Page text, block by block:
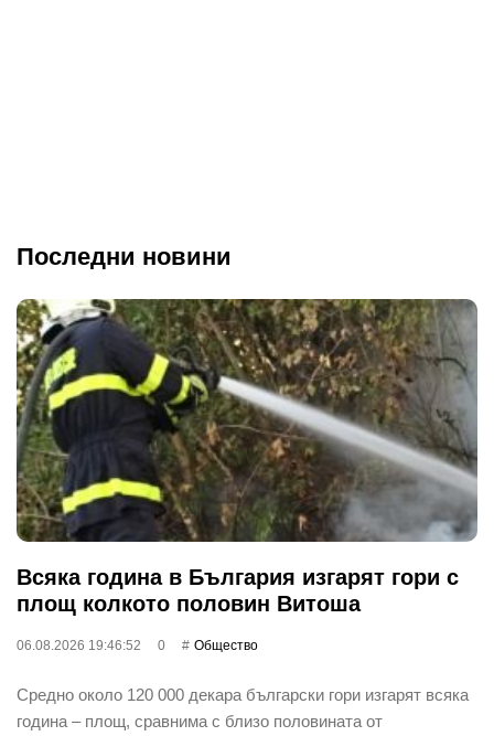
Последни новини
Всяка година в България изгарят гори с
площ колкото половин Витоша
06.08.2026 19:46:52 0 Общество
Средно около 120 000 декара български гори изгарят всяка
година – площ, сравнима с близо половината от